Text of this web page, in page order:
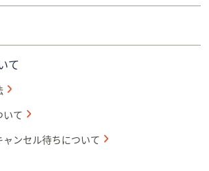
て
いて
ンセル待ちについて